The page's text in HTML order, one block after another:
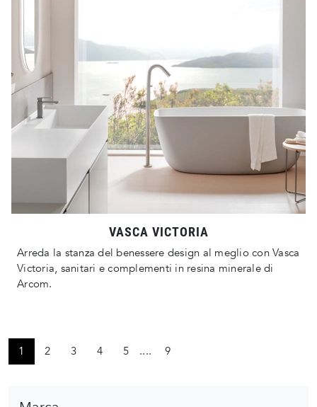
VASCA VICTORIA
Arreda la stanza del benessere design al meglio con Vasca
Victoria, sanitari e complementi in resina minerale di
Arcom.
1 2 3 4 5 .... 9